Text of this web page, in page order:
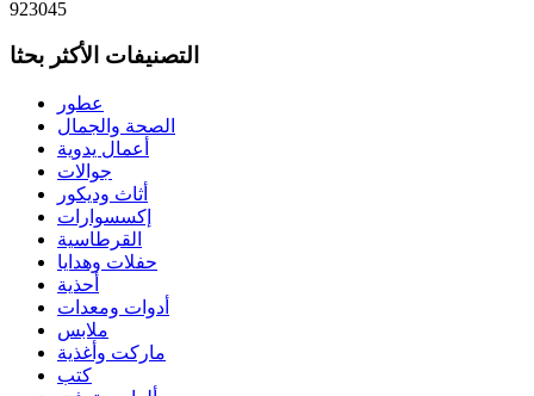
923045
التصنيفات الأكثر بحثا
عطور
الصحة والجمال
أعمال يدوية
جوالات
أثاث وديكور
إكسسوارات
القرطاسية
حفلات وهدايا
أحذية
أدوات ومعدات
ملابس
ماركت وأغذية
كتب